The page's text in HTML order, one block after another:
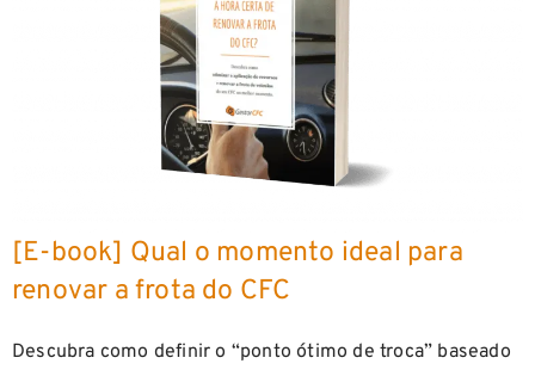
[E-book] Qual o momento ideal para
renovar a frota do CFC
Descubra como definir o “ponto ótimo de troca” baseado